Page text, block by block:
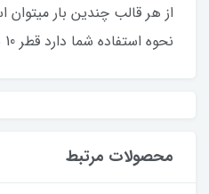
از هر قالب چندین بار میتوان
نحوه استفاده شما دارد قطر 10 سانت
محصولات مرتبط